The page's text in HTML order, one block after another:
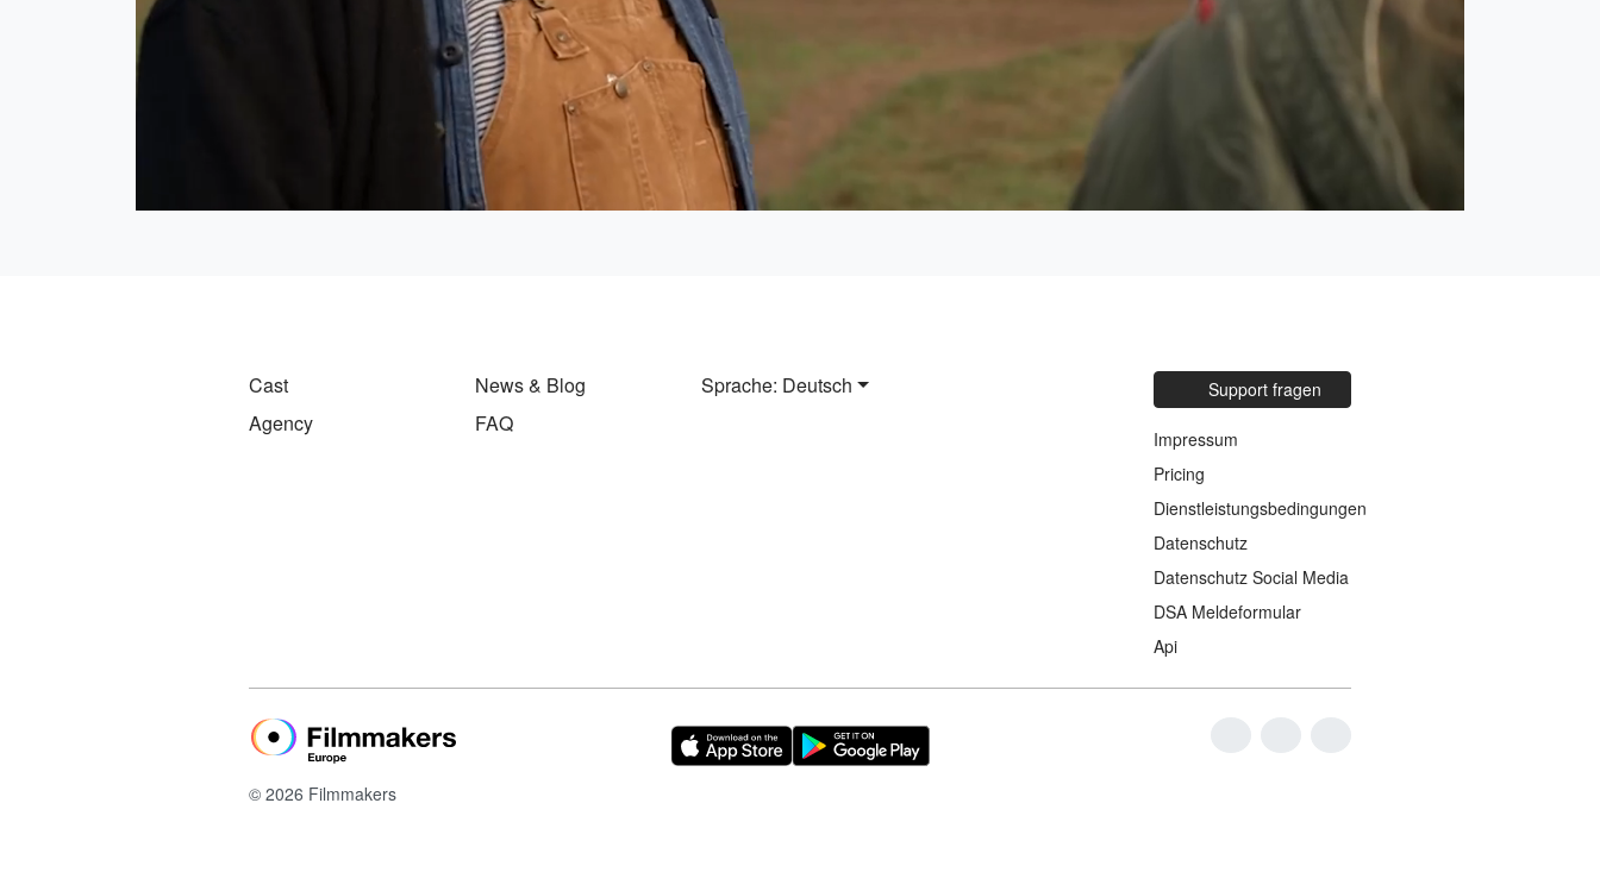
Geladen
98.82%
Cast
Agency
News & Blog
FAQ
Sprache: Deutsch Support fragen
Impressum
Pricing
Dienstleistungsbedingungen
Datenschutz
Datenschutz Social Media
DSA Meldeformular
Api
© 2026 Filmmakers